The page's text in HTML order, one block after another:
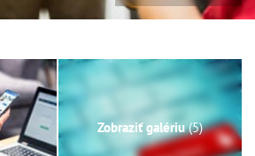
Zobraziť galériu(5)